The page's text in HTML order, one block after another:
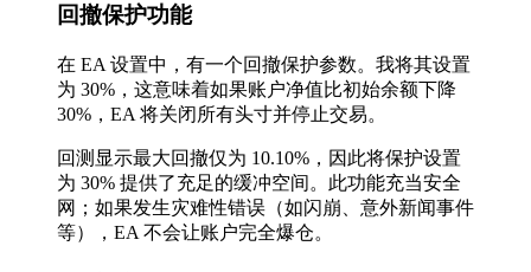
回撤保护功能
在 EA 设置中，有一个回撤保护参数。我将其设置
为 30%，这意味着如果账户净值比初始余额下降
30%，EA 将关闭所有头寸并停止交易。
回测显示最大回撤仅为 10.10%，因此将保护设置
为 30% 提供了充足的缓冲空间。此功能充当安全
网；如果发生灾难性错误（如闪崩、意外新闻事件
等），EA 不会让账户完全爆仓。